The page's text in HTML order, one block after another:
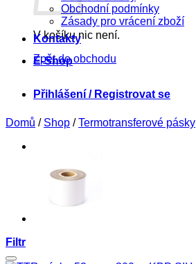
V košíku nic není.
Zpět do obchodu
Obchodní podmínky
Zásady pro vrácení zboží
Kontakty
E-Shop
Přihlášení / Registrovat se
Domů / Shop / Termotransferové pásky
Filtr